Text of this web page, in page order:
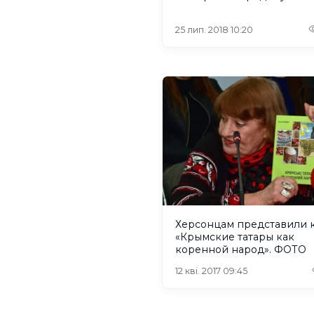
25 лип. 2018 10:20
Херсонцам представили
«Крымские татары как
коренной народ». ФОТО
12 кві. 2017 09:45